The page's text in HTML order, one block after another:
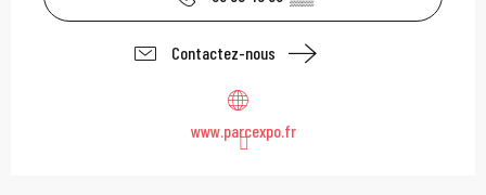
Contactez-nous
www.parcexpo.fr